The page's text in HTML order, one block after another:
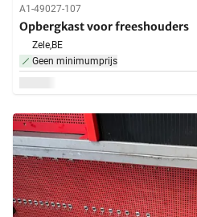
A1-49027-107
Opbergkast voor freeshouders
Zele,BE
Geen minimumprijs